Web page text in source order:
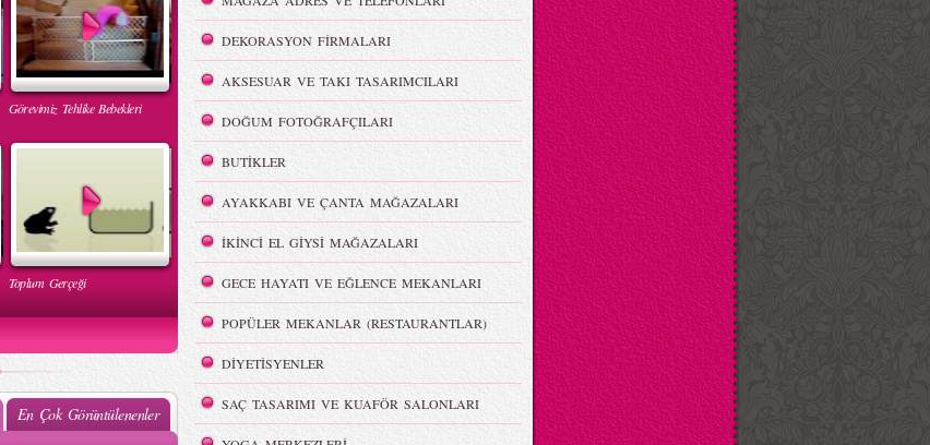
Görevimiz Tehlike Bebekleri
Toplum Gerçeği
En Çok Görüntülenenler
DEKORASYON FİRMALARI
AKSESUAR VE TAKI TASARIMCILARI
DOĞUM FOTOĞRAFÇILARI
BUTİKLER
AYAKKABI VE ÇANTA MAĞAZALARI
İKİNCİ EL GİYSİ MAĞAZALARI
GECE HAYATI VE EĞLENCE MEKANLARI
POPÜLER MEKANLAR (RESTAURANTLAR)
DİYETİSYENLER
SAÇ TASARIMI VE KUAFÖR SALONLARI